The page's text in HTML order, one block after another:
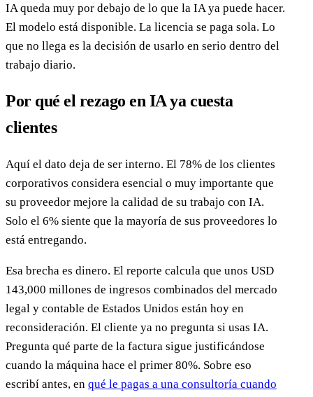
IA queda muy por debajo de lo que la IA ya puede hacer.
El modelo está disponible. La licencia se paga sola. Lo
que no llega es la decisión de usarlo en serio dentro del
trabajo diario.
Por qué el rezago en IA ya cuesta
clientes
Aquí el dato deja de ser interno. El 78% de los clientes
corporativos considera esencial o muy importante que
su proveedor mejore la calidad de su trabajo con IA.
Solo el 6% siente que la mayoría de sus proveedores lo
está entregando.
Esa brecha es dinero. El reporte calcula que unos USD
143,000 millones de ingresos combinados del mercado
legal y contable de Estados Unidos están hoy en
reconsideración. El cliente ya no pregunta si usas IA.
Pregunta qué parte de la factura sigue justificándose
cuando la máquina hace el primer 80%. Sobre eso
escribí antes, en qué le pagas a una consultoría cuando